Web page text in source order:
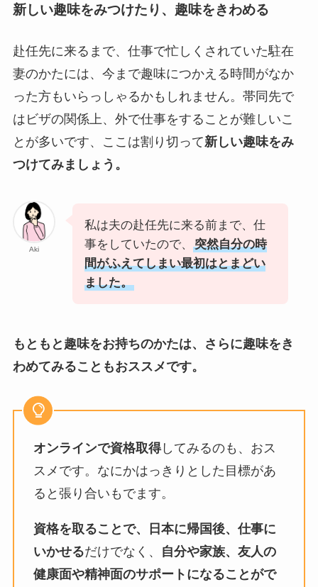
新しい趣味をみつけたり、趣味をきわめる
赴任先に来るまで、仕事で忙しくされていた駐在
妻のかたには、今まで趣味につかえる時間がなか
った方もいらっしゃるかもしれません。帯同先で
はビザの関係上、外で仕事をすることが難しいこ
とが多いです、ここは割り切って新しい趣味をみ
つけてみましょう。
Aki
私は夫の赴任先に来る前まで、仕
事をしていたので、
突然自分の時
間がふえてしまい最初はとまどい
ました。
もともと趣味をお持ちのかたは、さらに趣味をき
わめてみることもおススメです。
オンラインで資格取得してみるのも、おス
スメです。なにかはっきりとした目標があ
ると張り合いもでます。
資格を取ることで、日本に帰国後、仕事に
いかせるだけでなく、
自分や家族、友人の
健康面や精神面のサポートになることがで